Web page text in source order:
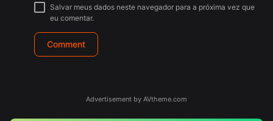
Salvar meus dados neste navegador para a próxima vez que
eu comentar.
Advertisement by AVtheme.com